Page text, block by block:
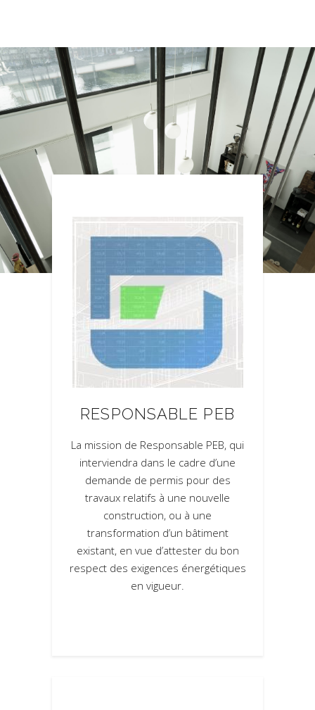
RESPONSABLE PEB
La mission de Responsable PEB, qui
interviendra dans le cadre d’une
demande de permis pour des
travaux relatifs à une nouvelle
construction, ou à une
transformation d’un bâtiment
existant, en vue d’attester du bon
respect des exigences énergétiques
en vigueur.